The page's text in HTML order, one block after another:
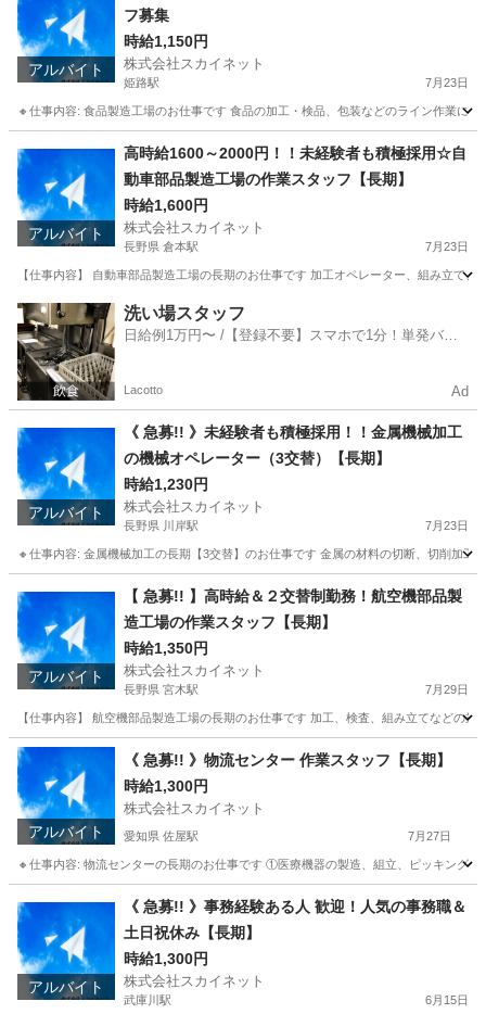
アルバイト
フ募集
時給1,150円
株式会社スカイネット
姫路駅 7月23日
🔸仕事内容: 食品製造工場のお仕事です 食品の加工・検品、包装などのライン作業に
姫路駅 製造工場
アルバイト
高時給1600～2000円！！未経験者も積極採用☆自
動車部品製造工場の作業スタッフ【長期】
時給1,600円
株式会社スカイネット
長野県 倉本駅 7月23日
【仕事内容】 自動車部品製造工場の長期のお仕事です 加工オペレーター、組み立て
長野 木曽郡 倉本駅 工場
洗い場スタッフ
日給例1万円〜 /【登録不要】スマホで1分！単発バイ
Lacotto Ad
アルバイト
《 急募!! 》未経験者も積極採用！！金属機械加工
の機械オペレーター（3交替）【長期】
時給1,230円
株式会社スカイネット
長野県 川岸駅 7月23日
🔸仕事内容: 金属機械加工の長期【3交替】のお仕事です 金属の材料の切断、切削加
川岸駅 工場 時給
アルバイト
【 急募!! 】高時給＆２交替制勤務！航空機部品製
造工場の作業スタッフ【長期】
時給1,350円
株式会社スカイネット
長野県 宮木駅 7月29日
【仕事内容】 航空機部品製造工場の長期のお仕事です 加工、検査、組み立てなどの
長野 上伊那郡 宮木駅 工場 長野 上伊那郡 辰野駅
工場 製造工場
アルバイト
《 急募!! 》物流センター 作業スタッフ【長期】
時給1,300円
株式会社スカイネット
愛知県 佐屋駅 7月27日
🔸仕事内容: 物流センターの長期のお仕事です ①医療機器の製造、組立、ピッキング
佐屋駅 仕分け スタッフ
アルバイト
《 急募!! 》事務経験ある人 歓迎！人気の事務職＆
土日祝休み【長期】
時給1,300円
株式会社スカイネット
武庫川駅 6月15日